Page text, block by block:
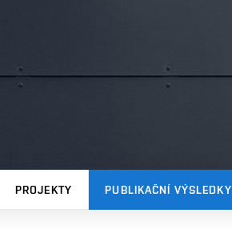
PROJEKTY PUBLIKAČNÍ VÝSLEDKY